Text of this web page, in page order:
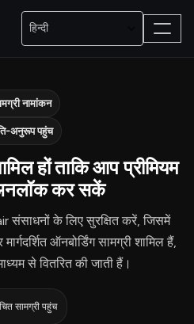
नामांकन
अनुरूप पहुंच
हों ताकि आप प्रीमियम
कर सकें
संसाधनों के लिए सुरक्षित करें, जिसमें
ऑनबोर्डिंग सामग्री शामिल हैं,
से वितरित की जाती हैं।
सामग्री पहुंच